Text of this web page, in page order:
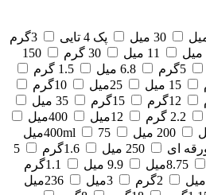
30 میل پک 4 تایی
3گرم
11 میل 30 گرم
150
5گرم 6.8 میل
1.5 گرم
15 میل 25میل
10گرم
12گرم 15گرم
35 میل
2.2 گرم 12میل
400میل
200 میل 400ml
75میل
ای 250 میل 1.6گرم
5
8.75میل 9.9 میل
1.1گرم
2گرم 3میل
236میل